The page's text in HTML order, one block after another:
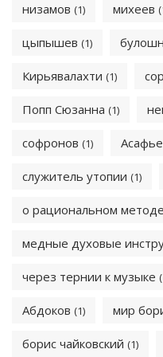
низамов (1) михеев
цыпышев (1)
Кирьявалахти (1)
Попп Сюзанна (1)
софронов (1)
служитель утопии (1)
о рациональном
медные духовые
через тернии к музыке
Абдоков (1) мир
борис чайковский (1)